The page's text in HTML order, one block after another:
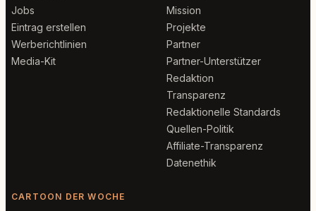
Jobs
Eintrag erstellen
Werberichtlinien
Media-Kit
Mission
Projekte
Partner
Partner-Unterstützer
Redaktion
Transparenz
Redaktionelle Standards
Quellen-Politik
Affiliate-Transparenz
Datenethik
CARTOON DER WOCHE